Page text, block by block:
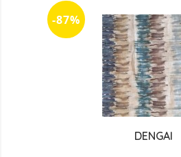
-87%
DENGAI